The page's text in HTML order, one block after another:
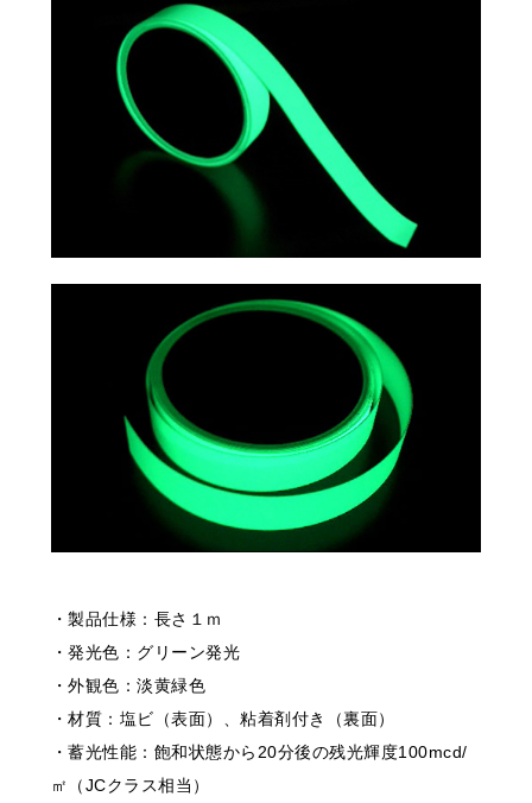
・製品仕様：長さ１ｍ
・発光色：グリーン発光
・外観色：淡黄緑色
・材質：塩ビ（表面）、粘着剤付き（裏面）
・蓄光性能：飽和状態から20分後の残光輝度100mcd/
㎡（JCクラス相当）